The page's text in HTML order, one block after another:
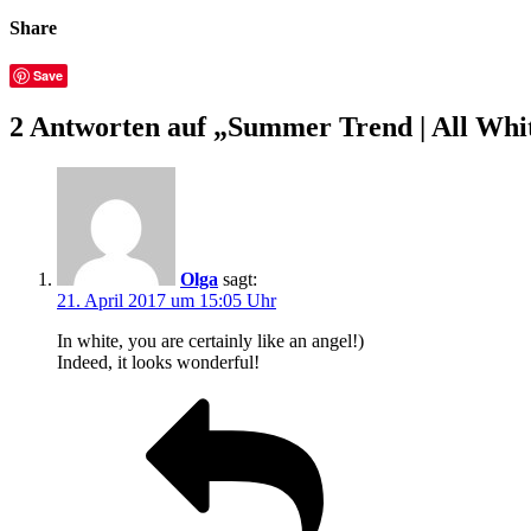
Share
Save
2 Antworten auf „Summer Trend | All
Olga sagt:
21. April 2017 um 15:05 Uhr
In white, you are certainly like an angel!)
Indeed, it looks wonderful!